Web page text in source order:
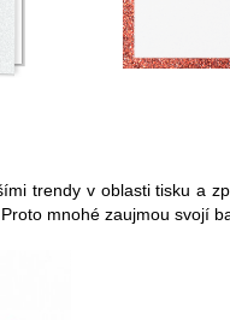
trendy v oblasti tisku a
mnohé zaujmou svojí